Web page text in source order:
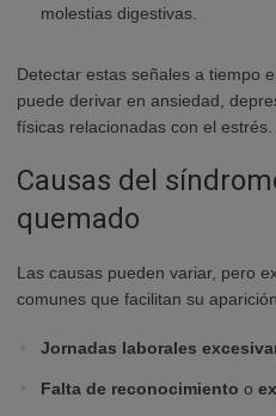
molestias digestivas.
Detectar estas señales a tiempo
puede derivar en ansiedad,
físicas relacionadas con el estrés.
Causas del
quemado
Las causas pueden variar, pero
comunes que facilitan su
Jornadas laborales
Falta de reconocimiento o